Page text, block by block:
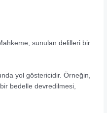
sunulan delilleri bir
yol göstericidir. Örneğin,
bedelle devredilmesi,